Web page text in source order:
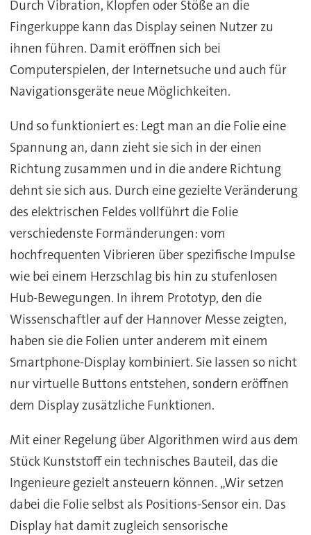
Durch Vibration, Klopfen oder Stöße an die
Fingerkuppe kann das Display seinen Nutzer zu
ihnen führen. Damit eröffnen sich bei
Computerspielen, der Internetsuche und auch für
Navigationsgeräte neue Möglichkeiten.
Und so funktioniert es: Legt man an die Folie eine
Spannung an, dann zieht sie sich in der einen
Richtung zusammen und in die andere Richtung
dehnt sie sich aus. Durch eine gezielte Veränderung
des elektrischen Feldes vollführt die Folie
verschiedenste Formänderungen: vom
hochfrequenten Vibrieren über spezifische Impulse
wie bei einem Herzschlag bis hin zu stufenlosen
Hub-Bewegungen. In ihrem Prototyp, den die
Wissenschaftler auf der Hannover Messe zeigten,
haben sie die Folien unter anderem mit einem
Smartphone-Display kombiniert. Sie lassen so nicht
nur virtuelle Buttons entstehen, sondern eröffnen
dem Display zusätzliche Funktionen.
Mit einer Regelung über Algorithmen wird aus dem
Stück Kunststoff ein technisches Bauteil, das die
Ingenieure gezielt ansteuern können. „Wir setzen
dabei die Folie selbst als Positions-Sensor ein. Das
Display hat damit zugleich sensorische